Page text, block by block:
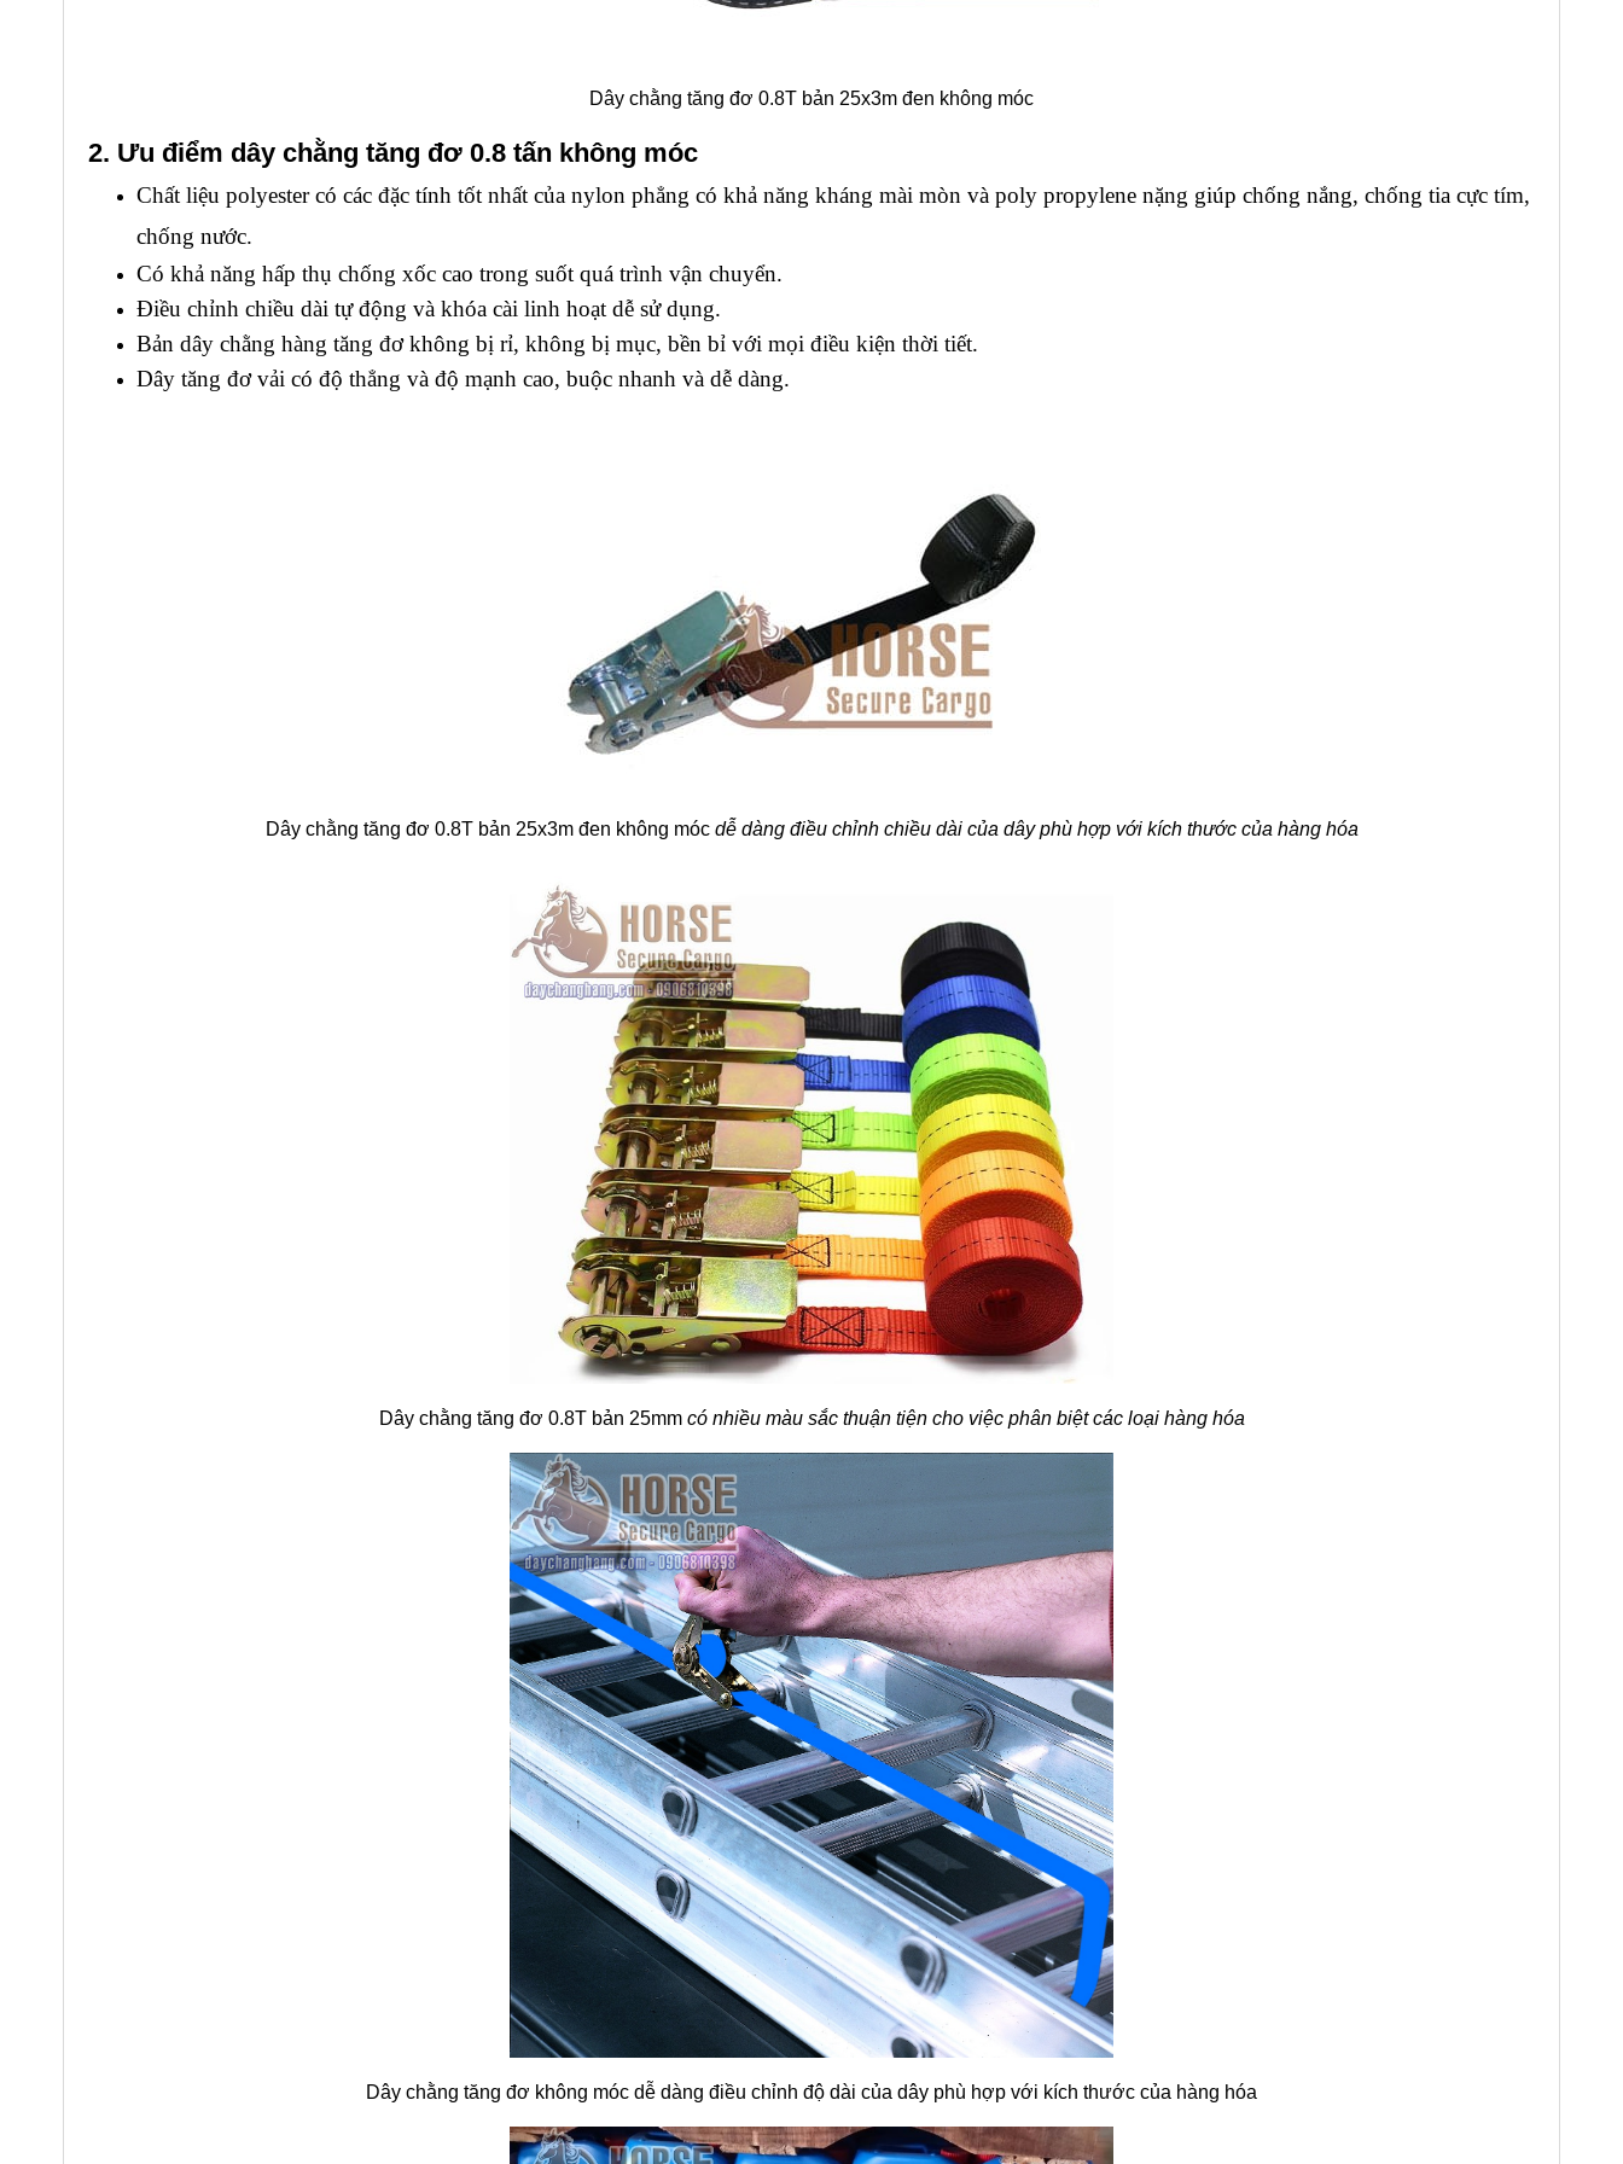
Dây chằng tăng đơ 0.8T bản 25x3m đen không móc
2. Ưu điểm dây chằng tăng đơ 0.8 tấn không móc
Chất liệu polyester có các đặc tính tốt nhất của nylon phẳng có khả năng kháng mài mòn và poly propylene nặng giúp chống nắng, chống tia cực tím,
chống nước.
Có khả năng hấp thụ chống xốc cao trong suốt quá trình vận chuyển.
Điều chỉnh chiều dài tự động và khóa cài linh hoạt dễ sử dụng.
Bản dây chằng hàng tăng đơ không bị rỉ, không bị mục, bền bỉ với mọi điều kiện thời tiết.
Dây tăng đơ vải có độ thẳng và độ mạnh cao, buộc nhanh và dễ dàng.
Dây chằng tăng đơ 0.8T bản 25x3m đen không móc dễ dàng điều chỉnh chiều dài của dây phù hợp với kích thước của hàng hóa
Dây chằng tăng đơ 0.8T bản 25mm có nhiều màu sắc thuận tiện cho việc phân biệt các loại hàng hóa
Dây chằng tăng đơ không móc dễ dàng điều chỉnh độ dài của dây phù hợp với kích thước của hàng hóa